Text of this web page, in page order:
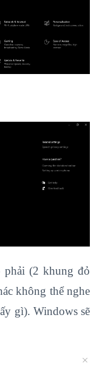
phải (2 khung đỏ
không thể nghe
gì). Windows sẽ